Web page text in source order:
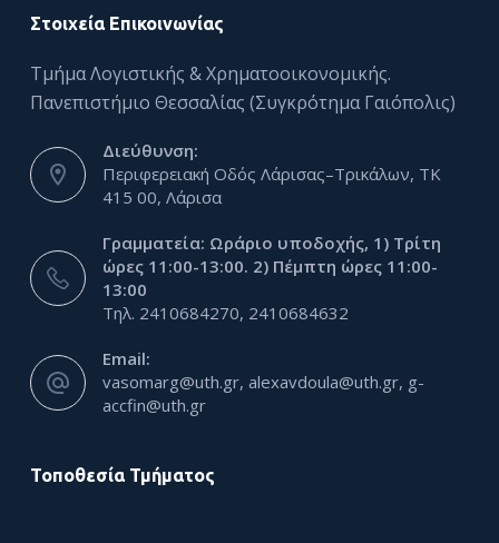
Στοιχεία Επικοινωνίας
Τμήμα Λογιστικής & Χρηματοοικονομικής.
Πανεπιστήμιο Θεσσαλίας (Συγκρότημα Γαιόπολις)
Διεύθυνση:
Περιφερειακή Οδός Λάρισας–Τρικάλων, ΤΚ
415 00, Λάρισα
Γραμματεία: Ωράριο υποδοχής, 1) Τρίτη
ώρες 11:00-13:00. 2) Πέμπτη ώρες 11:00-
13:00
Τηλ. 2410684270, 2410684632
Email:
vasomarg@uth.gr, alexavdoula@uth.gr, g-
accfin@uth.gr
Τοποθεσία Τμήματος